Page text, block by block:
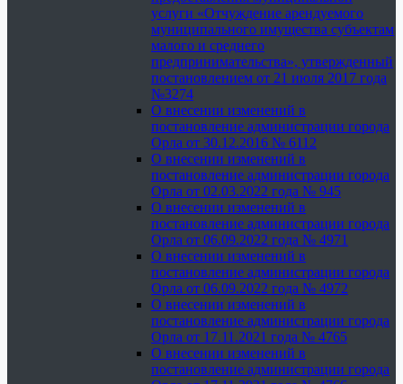
услуги «Отчуждение арендуемого
муниципального имущества субъектам
малого и среднего
предпринимательства», утвержденный
постановлением от 21 июля 2017 года
№3274
О внесении изменений в
постановление администрации города
Орла от 30.12.2016 № 6112
О внесении изменений в
постановление администрации города
Орла от 02.03.2022 года № 945
О внесении изменений в
постановление администрации города
Орла от 06.09.2022 года № 4971
О внесении изменений в
постановление администрации города
Орла от 06.09.2022 года № 4972
О внесении изменений в
постановление администрации города
Орла от 17.11.2021 года № 4765
О внесении изменений в
постановление администрации города